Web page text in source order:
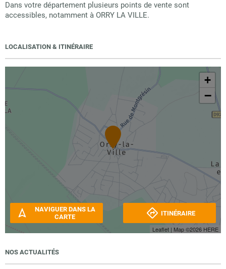
Dans votre département plusieurs points de vente sont
accessibles, notamment à ORRY LA VILLE.
LOCALISATION & ITINÉRAIRE
+
−
Leaflet | Map ©2026 HERE
NAVIGUER DANS LA
CARTE
ITINÉRAIRE
NOS ACTUALITÉS